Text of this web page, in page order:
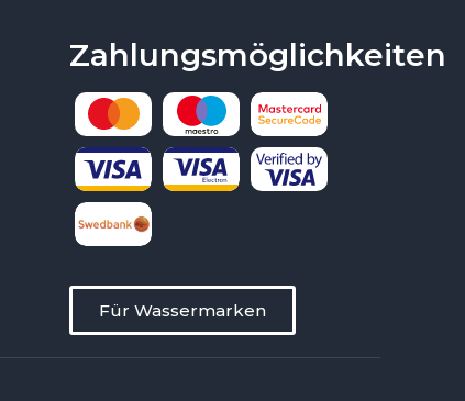
Zahlungsmöglichkeiten
Für Wassermarken